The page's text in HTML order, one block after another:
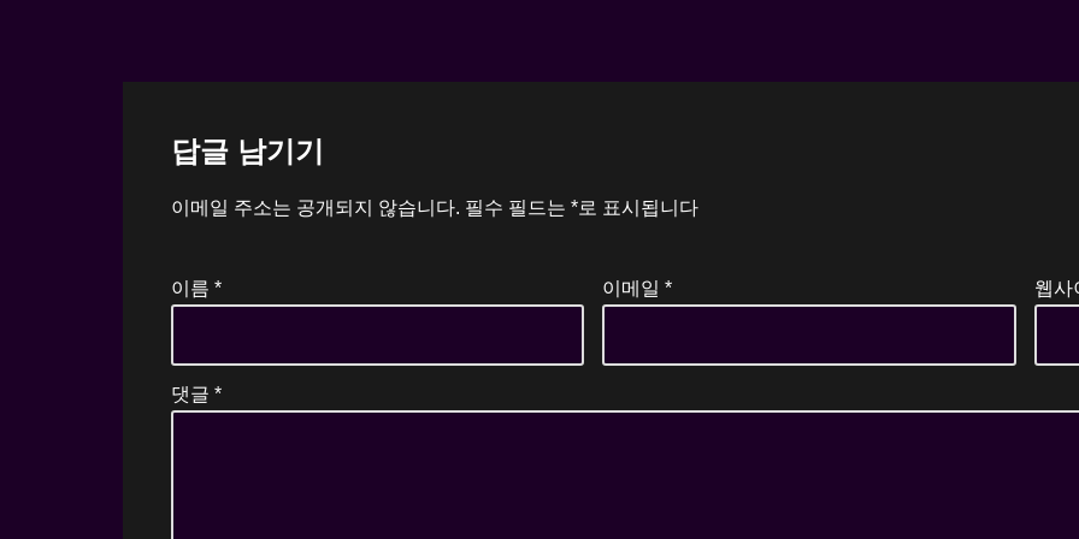
답글 남기기
이메일 주소는 공개되지 않습니다. 필수 필드는 *로 표시됩니다
이름 * 이메일* 웹사
댓글 *